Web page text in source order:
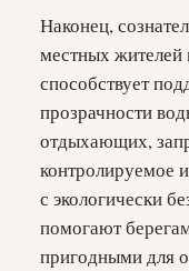
Наконец,
местных жителей
способствует
прозрачности
отдыхающих,
контролируемое
с экологически
помогают
пригодными для